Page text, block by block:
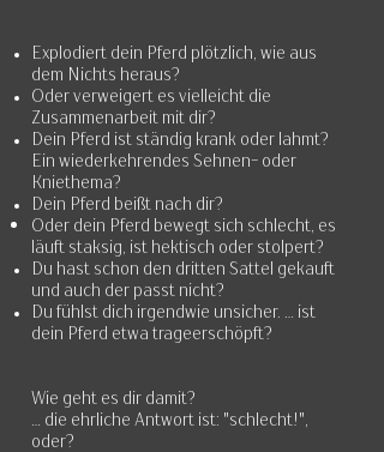
​Explodiert dein Pferd plötzlich, wie aus
dem Nichts heraus?
​Oder verweigert es vielleicht die
Zusammenarbeit mit dir?
​Dein Pferd ist ständig krank oder lahmt?
Ein wiederkehrendes Sehnen- oder
Kniethema?
Dein Pferd beißt nach dir?
​Oder dein Pferd bewegt sich schlecht, es
läuft staksig, ist hektisch oder stolpert?
​Du hast schon den dritten Sattel gekauft
und auch der passt nicht?​
​Du fühlst dich irgendwie unsicher. ... ist
dein Pferd etwa trageerschöpft?
​Wie geht es dir damit?
... die ehrliche Antwort ist: "schlecht!",
oder?